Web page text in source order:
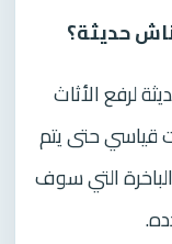
حديثة؟
لرفع الأثاث
قياسي حتى يتم
التي سوف